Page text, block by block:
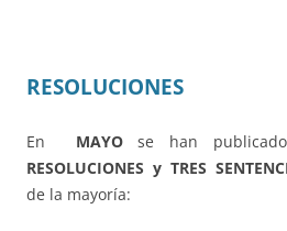
RESOLUCIONES
En MAYOse han
RESOLUCIONES y TRES
de la mayoría: